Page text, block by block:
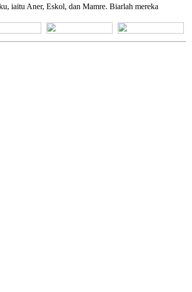
iaitu Aner, Eskol, dan Mamre. Biarlah mereka